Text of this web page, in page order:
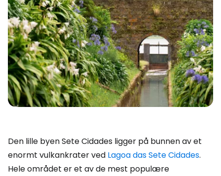
Den lille byen Sete Cidades ligger på bunnen av et
enormt vulkankrater ved Lagoa das Sete Cidades.
Hele området er et av de mest populære